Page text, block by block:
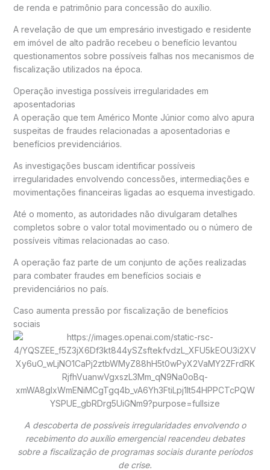
de renda e patrimônio para concessão do auxílio.
A revelação de que um empresário investigado e residente
em imóvel de alto padrão recebeu o benefício levantou
questionamentos sobre possíveis falhas nos mecanismos de
fiscalização utilizados na época.
Operação investiga possíveis irregularidades em
aposentadorias
A operação que tem Américo Monte Júnior como alvo apura
suspeitas de fraudes relacionadas a aposentadorias e
benefícios previdenciários.
As investigações buscam identificar possíveis
irregularidades envolvendo concessões, intermediações e
movimentações financeiras ligadas ao esquema investigado.
Até o momento, as autoridades não divulgaram detalhes
completos sobre o valor total movimentado ou o número de
possíveis vítimas relacionadas ao caso.
A operação faz parte de um conjunto de ações realizadas
para combater fraudes em benefícios sociais e
previdenciários no país.
Caso aumenta pressão por fiscalização de benefícios
sociais
A descoberta de possíveis irregularidades envolvendo o
recebimento do auxílio emergencial reacendeu debates
sobre a fiscalização de programas sociais durante períodos
de crise.